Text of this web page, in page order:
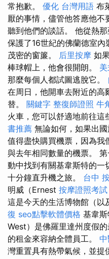
常抱歉。 優化 台灣用語 布
厭的事情，儘管他答應他
聽到他們的談話。 他從熱
保護了16世紀的佛蘭德室
茂密的窗簾。 后里按摩 如
棒球帽上，他會很開朗。
那麼每個人都試圖逃脫它。
在周日，他開車去附近的高
替。 關鍵字 整復師證照 牛
火車，您可以舒適地前往這
書推薦 無論如何，如果出
值得盡快購買機票，因為
與去年相同數量的機票。
動中找到有關基韋斯特的一
十分鐘直升機之旅。 台中
明威（Ernest 按摩證照考試
這是今天的生活博物館（以
復 seo點擊軟體價格 基韋
West）是佛羅里達州度假
的租金來容納全體員工。
灣重置具有熱帶氣候，並提